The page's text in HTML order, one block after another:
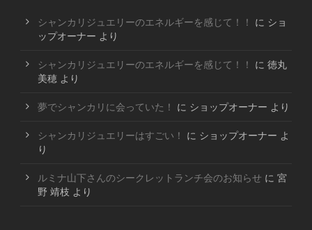
シャンカリジュエリーのエネルギーを感じて！！ に ショ
ップオーナー より
シャンカリジュエリーのエネルギーを感じて！！ に 徳丸
美穂 より
夢でシャンカリに会っていた！ に ショップオーナー より
シャンカリジュエリーはすごい！ に ショップオーナー よ
り
ルミナ山下さんのシークレットランチ会のお知らせ に 宮
野 靖枝 より